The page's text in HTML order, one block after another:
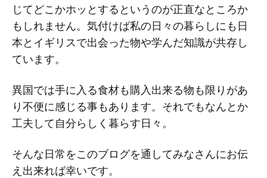
じてどこかホッとするというのが正直なところか
もしれません。気付けば私の日々の暮らしにも日
本とイギリスで出会った物や学んだ知識が共存し
ています。
異国では手に入る食材も購入出来る物も限りがあ
り不便に感じる事もあります。それでもなんとか
工夫して自分らしく暮らす日々。
そんな日常をこのブログを通してみなさんにお伝
え出来れば幸いです。